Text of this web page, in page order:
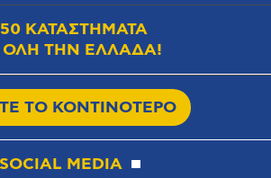
ΚΑΤΑΣΤΗΜΑΤΑ
ΟΛΗ ΤΗΝ ΕΛΛΑΔΑ!
ΤΟ ΚΟΝΤΙΝΟΤΕΡΟ
SOCIAL MEDIA